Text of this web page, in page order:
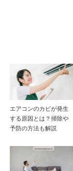
エアコンのカビが発生
する原因とは？掃除や
予防の方法も解説